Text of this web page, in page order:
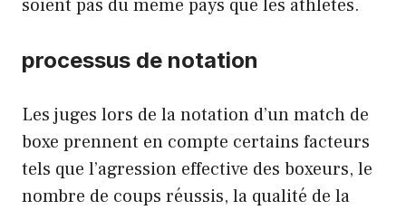
soient pas du même pays que les athlètes.
processus de notation
Les juges lors de la notation d’un match de
boxe prennent en compte certains facteurs
tels que l’agression effective des boxeurs, le
nombre de coups réussis, la qualité de la